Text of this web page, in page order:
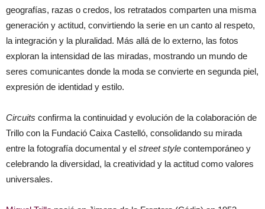
geografías, razas o credos, los retratados comparten una misma
generación y actitud, convirtiendo la serie en un canto al respeto,
la integración y la pluralidad. Más allá de lo externo, las fotos
exploran la intensidad de las miradas, mostrando un mundo de
seres comunicantes donde la moda se convierte en segunda piel,
expresión de identidad y estilo.
Circuits confirma la continuidad y evolución de la colaboración de
Trillo con la Fundació Caixa Castelló, consolidando su mirada
entre la fotografía documental y el street style contemporáneo y
celebrando la diversidad, la creatividad y la actitud como valores
universales.